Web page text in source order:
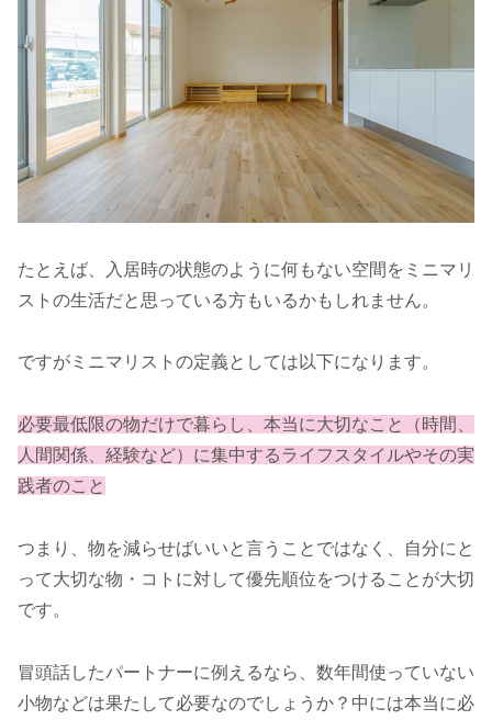
たとえば、入居時の状態のように何もない空間をミニマリ
ストの生活だと思っている方もいるかもしれません。
ですがミニマリストの定義としては以下になります。
必要最低限の物だけで暮らし、本当に大切なこと（時間、
人間関係、経験など）に集中するライフスタイルやその実
践者のこと
つまり、物を減らせばいいと言うことではなく、自分にと
って大切な物・コトに対して優先順位をつけることが大切
です。
冒頭話したパートナーに例えるなら、数年間使っていない
小物などは果たして必要なのでしょうか？中には本当に必